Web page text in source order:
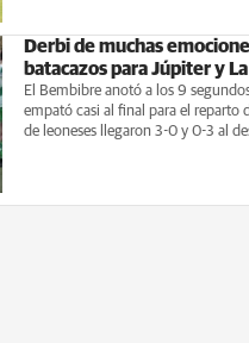
Derbi de muchas
batacazos para Júpiter y
El Bembibre anotó a los 9
empató casi al final para el reparto
de leoneses llegaron 3-0 y 0-3 al